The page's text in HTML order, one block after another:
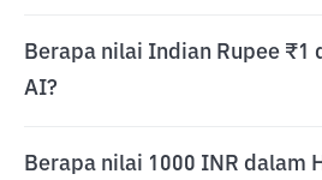
Berapa nilai Indian Rupee ₹1
AI?
Berapa nilai 1000 INR dalam